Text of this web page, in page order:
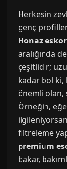
Herkesin
genç
Honaz
aralığında
çeşitlidir;
kadar bol ki,
önemli olan,
Örneğin,
filtreleme
premium
bakar,